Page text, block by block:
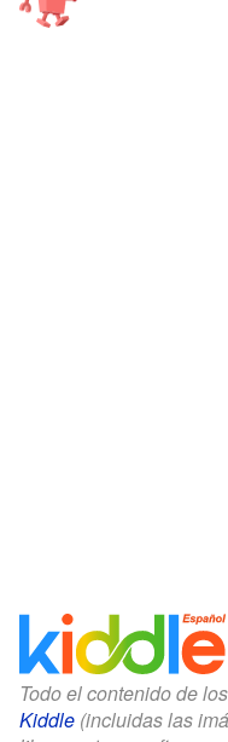
Todo el contenido de
Kiddle (incluidas las